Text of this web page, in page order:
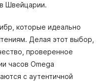
Швейцарии.
которые идеально
Делая этот выбор,
проверенное
часов Omega
с аутентичной